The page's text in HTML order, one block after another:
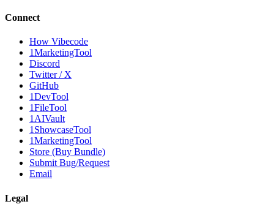
Connect
How Vibecode
1MarketingTool
Discord
Twitter / X
GitHub
1DevTool
1FileTool
1AIVault
1ShowcaseTool
1MarketingTool
Store (Buy Bundle)
Submit Bug/Request
Email
Legal